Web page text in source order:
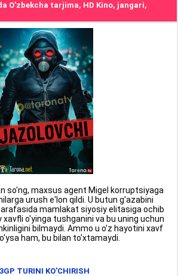
O'zbekcha tarjima, HD Kino, jangari,
so'ng, maxsus agent Migel korruptsiyaga
urush e'lon qildi. U butun g'azabini
mamlakat siyosiy elitasiga ochib
xavfli o'yinga tushganini va bu uning uchun
bilmaydi. Ammo u o'z hayotini xavf
ham, bu bilan to'xtamaydi.
3GP TURINI KO'CHIRISH